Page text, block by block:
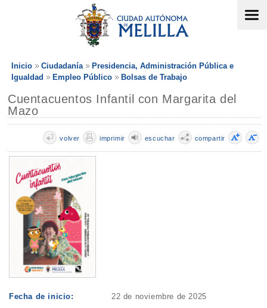
Inicio Ciudadanía
Presidencia, Administración Pública e
Igualdad
Empleo Público Bolsas de Trabajo
Cuentacuentos Infantil con Margarita del
Mazo
compartir
escuchar
imprimir
volver
Fecha de inicio: 22 de noviembre de 2025